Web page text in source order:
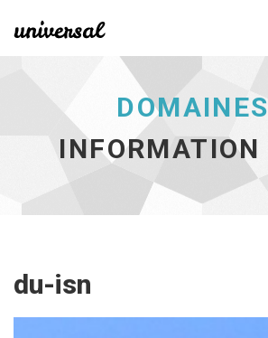
DOMAINES
INFORMATION
du-isn